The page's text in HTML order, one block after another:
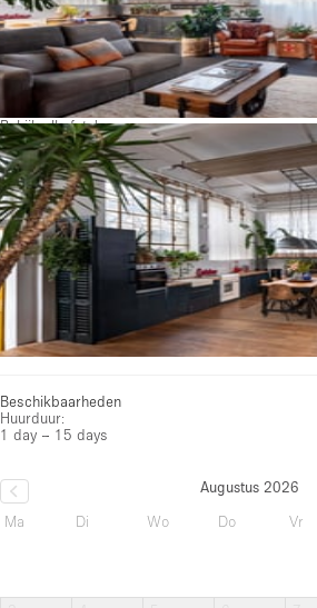
Bekijk alle foto's
Beschikbaarheden
Huurduur:
1 day – 15 days
Augustus 2026
Ma
Di Wo Do Vr